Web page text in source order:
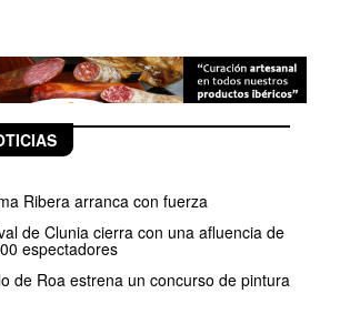
Ribera arranca con fuerza
de Clunia cierra con una afluencia de
espectadores
de Roa estrena un concurso de pintura